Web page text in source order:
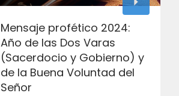
Mensaje profético 2024:
Año de las Dos Varas
(Sacerdocio y Gobierno) y
de la Buena Voluntad del
Señor